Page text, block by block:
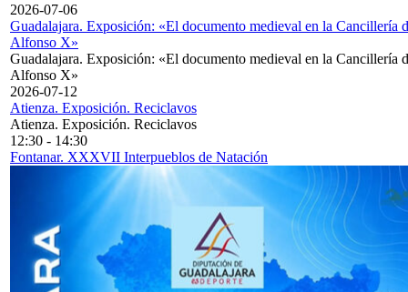
2026-07-06
Guadalajara. Exposición: «El documento medieval en la Cancillería
Alfonso X»
Guadalajara. Exposición: «El documento medieval en la Cancillería
Alfonso X»
2026-07-12
Atienza. Exposición. Reciclavos
Atienza. Exposición. Reciclavos
12:30 - 14:30
Fontanar. XXXVII Interpueblos de Natación